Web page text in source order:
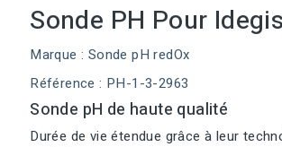
Sonde PH Pour
Marque : Sonde pH redOx
Référence : PH-1-3-2963
Sonde pH de haute qualité
Durée de vie étendue grâce à leur